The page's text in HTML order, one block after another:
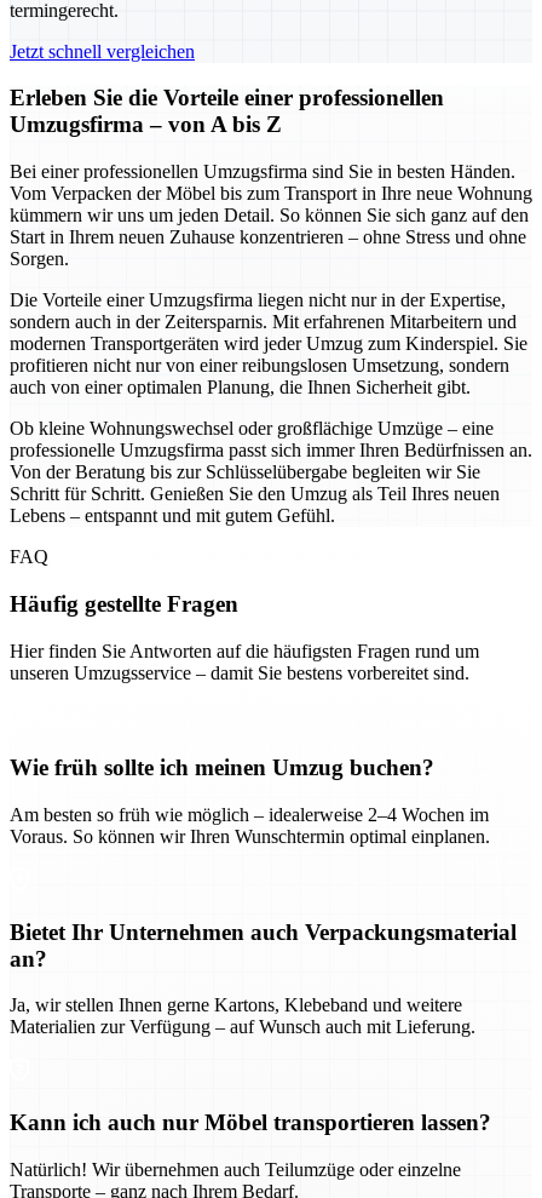
termingerecht.
Jetzt schnell vergleichen
Erleben Sie die Vorteile einer professionellen
Umzugsfirma – von A bis Z
Bei einer professionellen Umzugsfirma sind Sie in besten Händen.
Vom Verpacken der Möbel bis zum Transport in Ihre neue Wohnung
kümmern wir uns um jeden Detail. So können Sie sich ganz auf den
Start in Ihrem neuen Zuhause konzentrieren – ohne Stress und ohne
Sorgen.
Die Vorteile einer Umzugsfirma liegen nicht nur in der Expertise,
sondern auch in der Zeitersparnis. Mit erfahrenen Mitarbeitern und
modernen Transportgeräten wird jeder Umzug zum Kinderspiel. Sie
profitieren nicht nur von einer reibungslosen Umsetzung, sondern
auch von einer optimalen Planung, die Ihnen Sicherheit gibt.
Ob kleine Wohnungswechsel oder großflächige Umzüge – eine
professionelle Umzugsfirma passt sich immer Ihren Bedürfnissen an.
Von der Beratung bis zur Schlüsselübergabe begleiten wir Sie
Schritt für Schritt. Genießen Sie den Umzug als Teil Ihres neuen
Lebens – entspannt und mit gutem Gefühl.
FAQ
Häufig gestellte Fragen
Hier finden Sie Antworten auf die häufigsten Fragen rund um
unseren Umzugsservice – damit Sie bestens vorbereitet sind.
Wie früh sollte ich meinen Umzug buchen?
Am besten so früh wie möglich – idealerweise 2–4 Wochen im
Voraus. So können wir Ihren Wunschtermin optimal einplanen.
Bietet Ihr Unternehmen auch Verpackungsmaterial
an?
Ja, wir stellen Ihnen gerne Kartons, Klebeband und weitere
Materialien zur Verfügung – auf Wunsch auch mit Lieferung.
Kann ich auch nur Möbel transportieren lassen?
Natürlich! Wir übernehmen auch Teilumzüge oder einzelne
Transporte – ganz nach Ihrem Bedarf.